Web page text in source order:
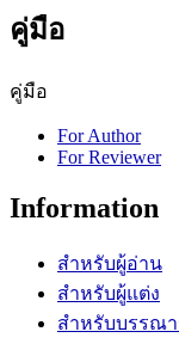
คู่มือ
คู่มือ
For Author
For Reviewer
Information
สำหรับผู้อ่าน
สำหรับผู้แต่ง
สำหรับบรรณ